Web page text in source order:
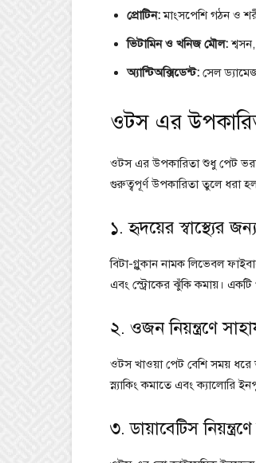
প্রোটিন:মাংসপেশি গঠন ও
ভিটামিন ও খনিজ মৌল:
অ্যান্টিঅক্সিডেন্ট: সেল
ওটস এর
ওটস এর উপকারিতা শুধু পেট ভরার
গুরুত্বপূর্ণ উপকারিতা তুলে ধরা
১. হৃদয়ের স্বাস্থ্যের
বিটা-গ্লুকান নামক লিভেবল
এবং স্ট্রোকের ঝুঁকি কমায়। একটি
২. ওজন নিয়ন্ত্রণে
ওটস খাওয়া পেট বেশি সময় ধরে
স্ন্যাকিং কমাতে এবং ক্যালোরি
৩. ডায়াবেটিস